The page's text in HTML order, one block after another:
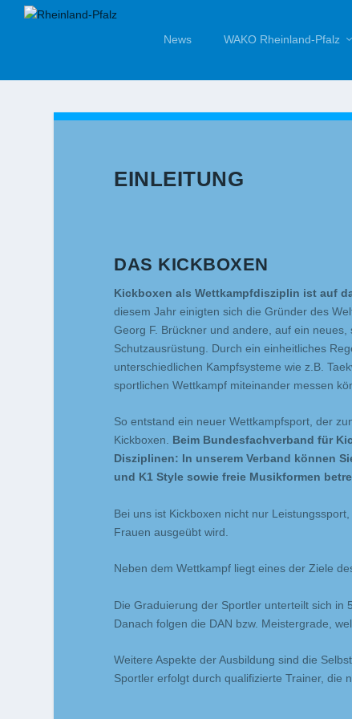
News WAKO Rheinland-Pfalz
EINLEITUNG
DAS KICKBOXEN
Kickboxen als Wettkampfdisziplin ist auf
diesem Jahr einigten sich die Gründer des
Georg F. Brückner und andere, auf ein
Schutzausrüstung. Durch ein einheitliches
unterschiedlichen Kampfsysteme wie z.B.
sportlichen Wettkampf miteinander messen
So entstand ein neuer Wettkampfsport, der
Kickboxen. Beim Bundesfachverband für
Disziplinen: In unserem Verband können
und K1 Style sowie freie Musikformen
Bei uns ist Kickboxen nicht nur
Frauen ausgeübt wird.
Neben dem Wettkampf liegt eines der Ziele
Die Graduierung der Sportler unterteilt sich in
Danach folgen die DAN bzw. Meistergrade,
Weitere Aspekte der Ausbildung sind die
Sportler erfolgt durch qualifizierte Trainer, die